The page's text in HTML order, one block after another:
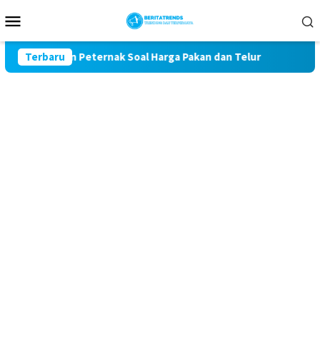
ke
Mobile
Terbaru
Peternak Soal Harga Pakan dan Telur TAK MAU